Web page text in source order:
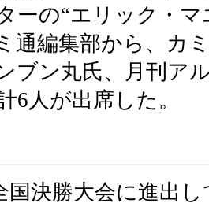
ーの“エリック・
通編集部から、カ
ブン丸氏、月刊ア
6人が出席した。
決勝大会に進出し